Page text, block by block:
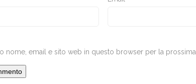
nome, email e sito web in questo browser per la